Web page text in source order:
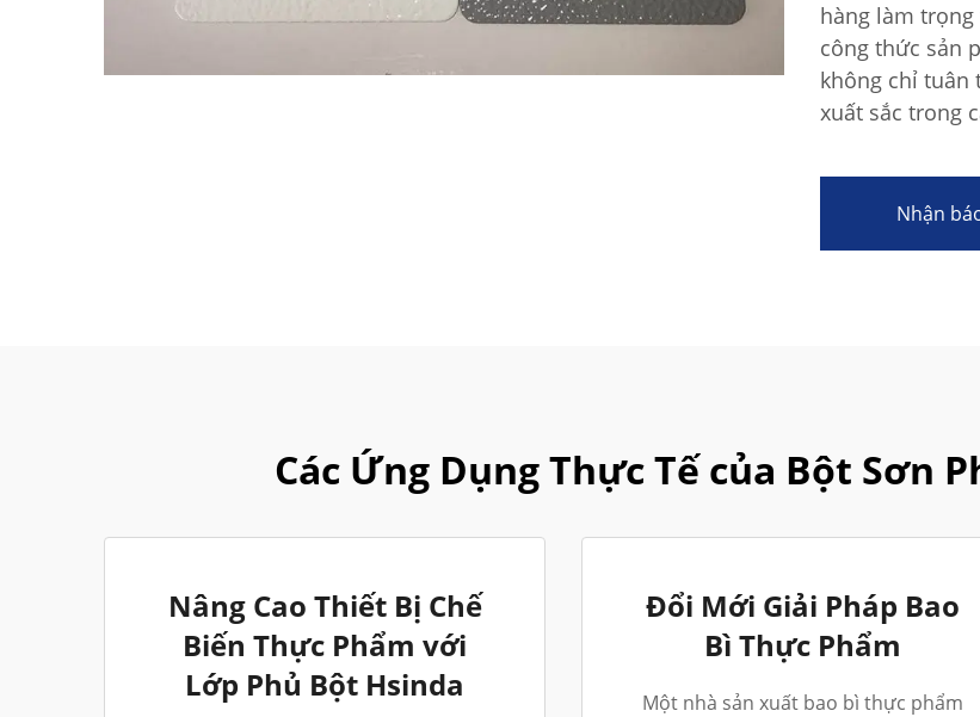
hàng làm
công thức sản
không chỉ tuân
xuất sắc trong
Nhận
Các Ứng Dụng Thực Tế của Bột Sơn
Nâng Cao Thiết Bị Chế
Biến Thực Phẩm với
Lớp Phủ Bột Hsinda
Đổi Mới Giải Pháp Bao
Bì Thực Phẩm
Một nhà sản xuất bao bì thực phẩm